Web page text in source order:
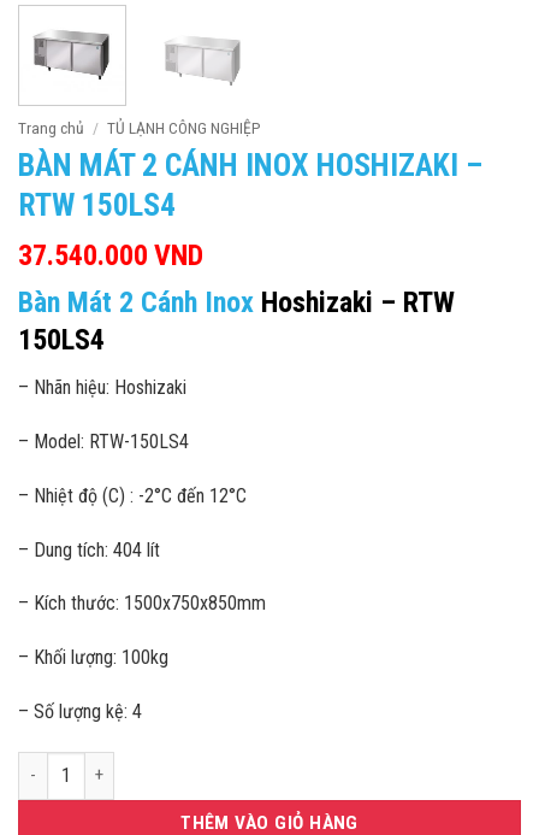
Trang chủ / TỦ LẠNH CÔNG NGHIỆP
BÀN MÁT 2 CÁNH INOX HOSHIZAKI –
RTW 150LS4
37.540.000 VND
Bàn Mát 2 Cánh Inox Hoshizaki – RTW
150LS4
– Nhãn hiệu: Hoshizaki
– Model: RTW-150LS4
– Nhiệt độ (C) : -2°C đến 12°C
– Dung tích: 404 lít
– Kích thước: 1500x750x850mm
– Khối lượng: 100kg
– Số lượng kệ: 4
Bàn Mát 2 Cánh Inox Hoshizaki - RTW 150LS4 số lượng
THÊM VÀO GIỎ HÀNG